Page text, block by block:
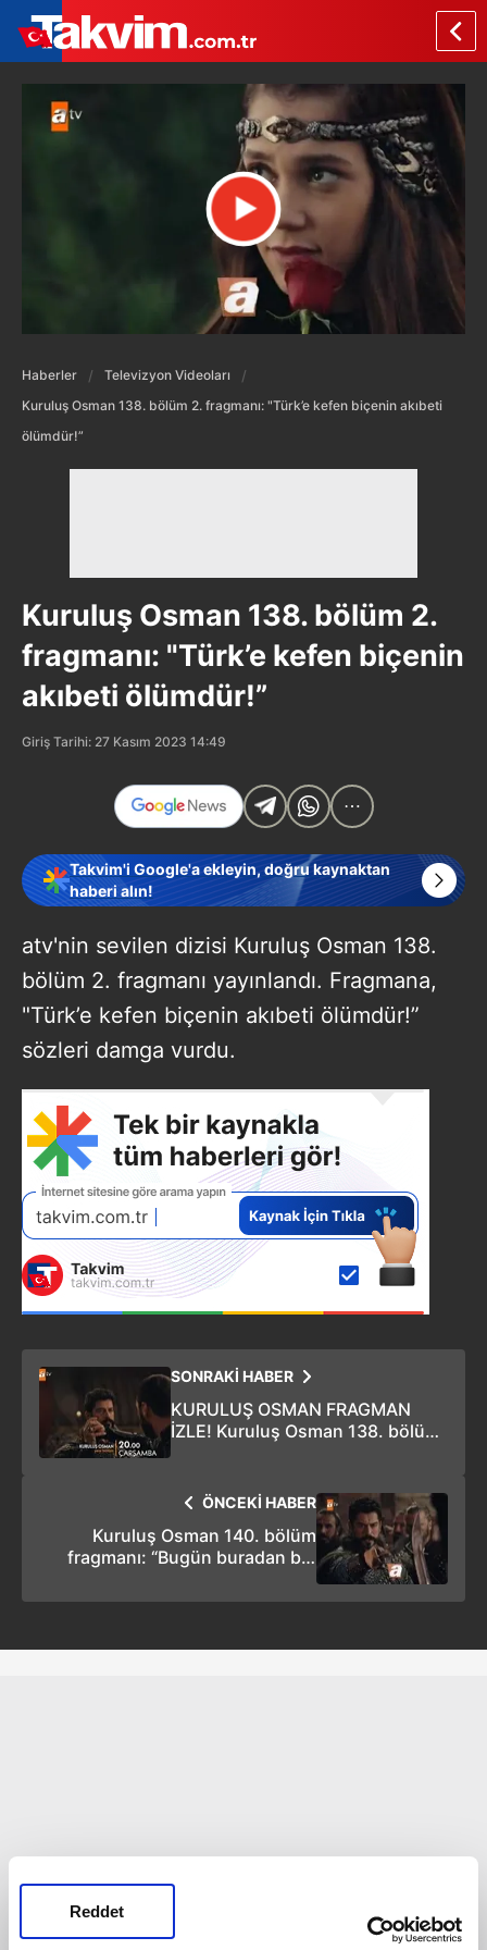
Reddet
Haberler
Televizyon Videoları
Kuruluş Osman 138. bölüm 2. fragmanı: "Türk’e kefen biçenin akıbeti
ölümdür!”
Kuruluş Osman 138. bölüm 2.
fragmanı: "Türk’e kefen biçenin
akıbeti ölümdür!”
Giriş Tarihi: 27 Kasım 2023 14:49
Takvim'i Google'a ekleyin, doğru kaynaktan
haberi alın!
atv'nin sevilen dizisi Kuruluş Osman 138.
bölüm 2. fragmanı yayınlandı. Fragmana,
"Türk’e kefen biçenin akıbeti ölümdür!”
sözleri damga vurdu.
SONRAKİ HABER
KURULUŞ OSMAN FRAGMAN
İZLE! Kuruluş Osman 138. bölüm
ÖNCEKİ HABER
Kuruluş Osman 140. bölüm
fragmanı: “Bugün buradan biri